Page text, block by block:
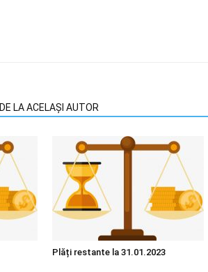
DE LA ACELAȘI AUTOR
Plăți restante la 31.01.2023